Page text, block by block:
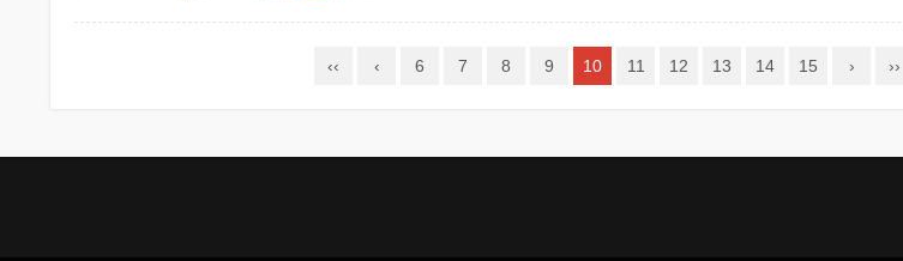
‹‹ ‹ 6 7 8 9 10 11 12 13 14 15 › ››